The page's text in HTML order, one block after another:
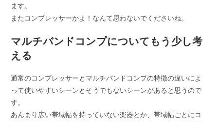
ます。
またコンプレッサーかよ！なんて思わないでくださいね。
マルチバンドコンプについてもう少し考
える
通常のコンプレッサーとマルチバンドコンプの特徴の違いによ
って使いやすいシーンとそうでもないシーンがあると思うので
す。
あんまり広い帯域幅を持っていない楽器とか、帯域幅ごとにコ